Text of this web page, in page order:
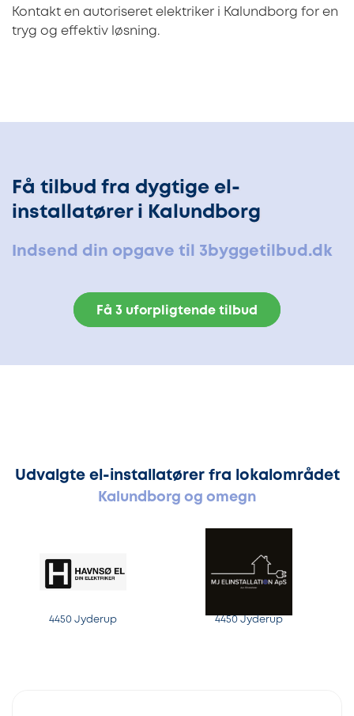
Kontakt en autoriseret elektriker i Kalundborg for en
tryg og effektiv løsning.
Få tilbud fra dygtige el-
installatører i Kalundborg
Indsend din opgave til 3byggetilbud.dk
Få 3 uforpligtende tilbud
Udvalgte el-installatører fra lokalområdet
Kalundborg og omegn
4450 Jyderup 4450 Jyderup